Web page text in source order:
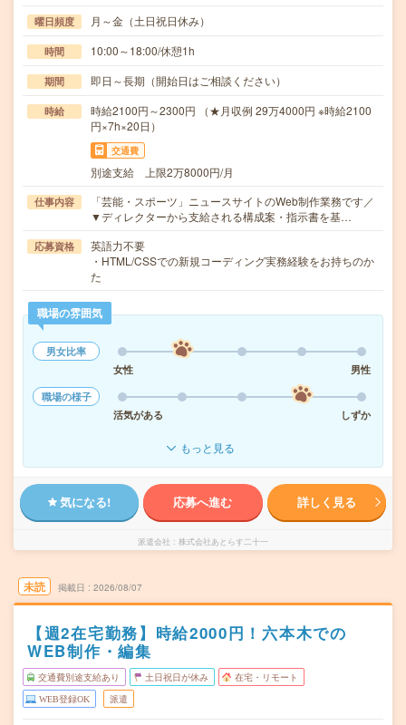
曜日頻度 月～金（土日祝日休み）
時間 10:00～18:00/休憩1h
期間 即日～長期（開始日はご相談ください）
時給
時給2100円～2300円 （★月収例 29万4000円 ※時給2100
円×7h×20日）
交通費
別途支給 上限2万8000円/月
仕事内容
「芸能・スポーツ」ニュースサイトのWeb制作業務です／
▼ディレクターから支給される構成案・指示書を基…
応募資格
英語力不要
・HTML/CSSでの新規コーディング実務経験をお持ちのか
た
職場の雰囲気
男女比率
女性
男性
職場の様子
活気がある
しずか
もっと見る
気になる! 応募へ進む 詳しく見る
派遣会社 株式会社あとらす二十一
未読 掲載日 2026/08/07
【週2在宅勤務】時給2000円！六本木での
WEB制作・編集
交通費別途支給あり 土日祝日が休み 在宅・リモート
WEB登録OK 派遣